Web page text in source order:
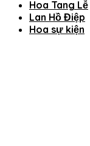
Hoa Tang Lễ
Lan Hồ Điệp
Hoa sự kiện